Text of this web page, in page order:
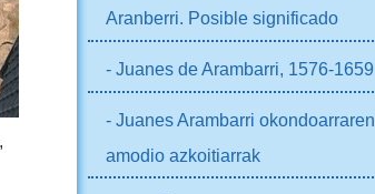
Aranberri. Posible significado
- Juanes de Arambarri, 1576-1659
- Juanes Arambarri okondoarraren
amodio azkoitiarrak